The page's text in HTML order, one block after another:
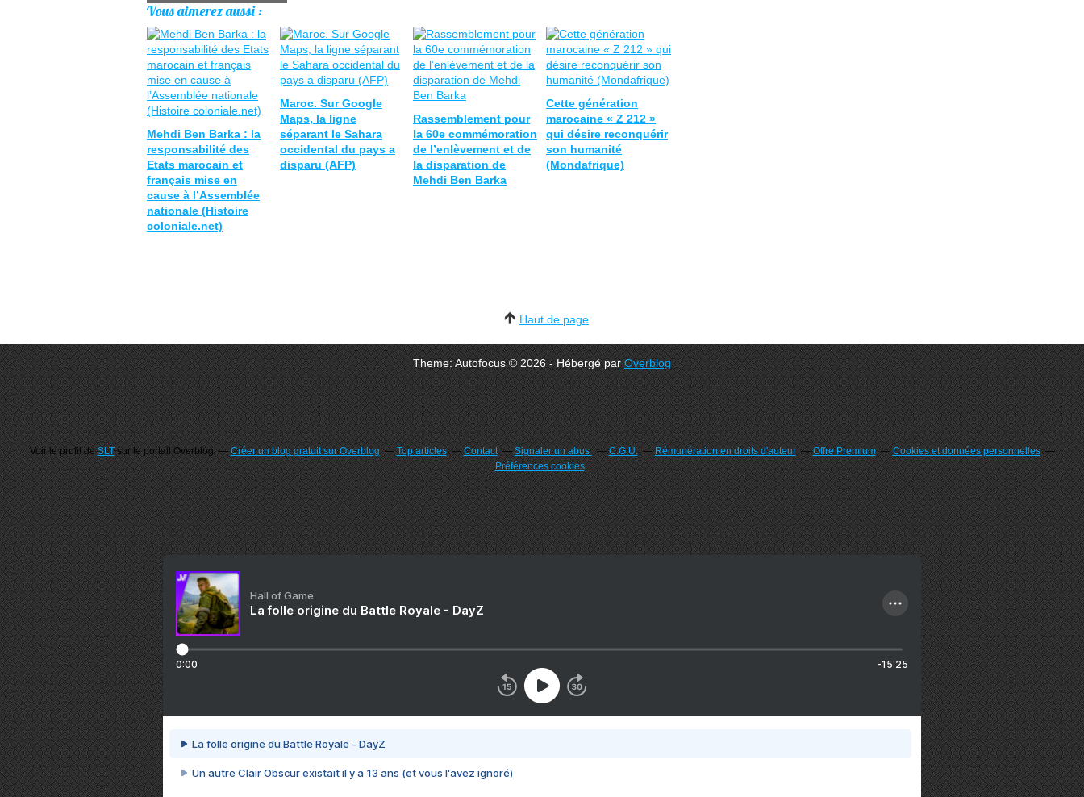
Vous aimerez aussi :
Mehdi Ben Barka : la
responsabilité des
Etats marocain et
français mise en
cause à l’Assemblée
nationale (Histoire
coloniale.net)
Maroc. Sur Google
Maps, la ligne
séparant le Sahara
occidental du pays a
disparu (AFP)
Rassemblement pour
la 60e commémoration
de l’enlèvement et de
la disparation de
Mehdi Ben Barka
Cette génération
marocaine « Z 212 »
qui désire reconquérir
son humanité
(Mondafrique)
Haut de page
Theme: Autofocus © 2026 - Hébergé parOverblog
Voir le profil deSLTsur le portail Overblog Créer un blog gratuit sur Overblog Top articles Contact Signaler un abus C.G.U. Rémunération en droits d'auteur Offre Premium
Cookies et données personnelles
Préférences cookies
Hall of Game
La folle origine du Battle Royale - DayZ
0:00 -15:25
La folle origine du Battle Royale - DayZ
Un autre Clair Obscur existait il y a 13 ans (et vous l'avez ignoré)